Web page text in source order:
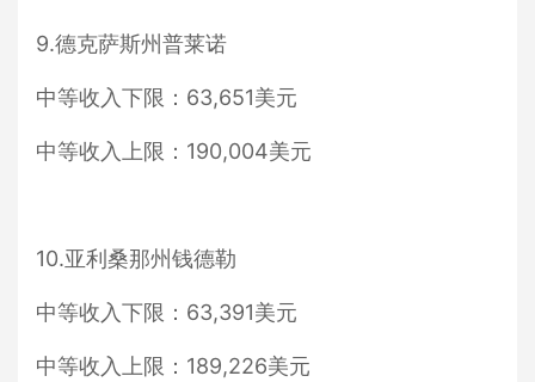
9.德克萨斯州普莱诺
中等收入下限：63,651美元
中等收入上限：190,004美元
10.亚利桑那州钱德勒
中等收入下限：63,391美元
中等收入上限：189,226美元